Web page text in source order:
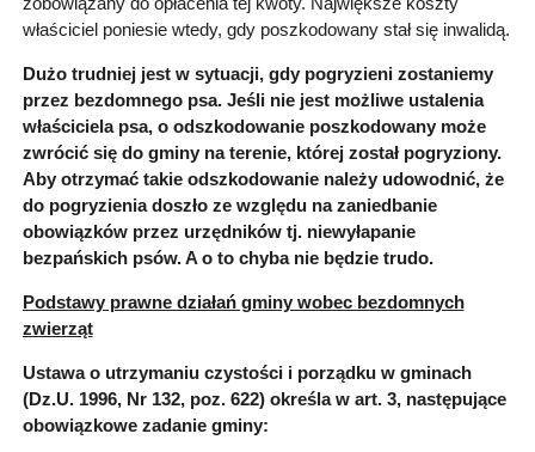
właściciel poniesie wtedy, gdy poszkodowany stał się inwalidą.
Dużo trudniej jest w sytuacji, gdy pogryzieni zostaniemy
przez bezdomnego psa. Jeśli nie jest możliwe ustalenia
właściciela psa, o odszkodowanie poszkodowany może
zwrócić się do gminy na terenie, której został pogryziony.
Aby otrzymać takie odszkodowanie należy udowodnić, że
do pogryzienia doszło ze względu na zaniedbanie
obowiązków przez urzędników tj. niewyłapanie
bezpańskich psów. A o to chyba nie będzie trudo.
Podstawy prawne działań gminy wobec bezdomnych
zwierząt
Ustawa o utrzymaniu czystości i porządku w gminach
(Dz.U. 1996, Nr 132, poz. 622) określa w art. 3, następujące
obowiązkowe zadanie gminy: